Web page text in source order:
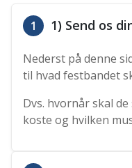
1 1) Send os
Nederst på denne
til hvad festbandet
Dvs. hvornår skal
koste og hvilken